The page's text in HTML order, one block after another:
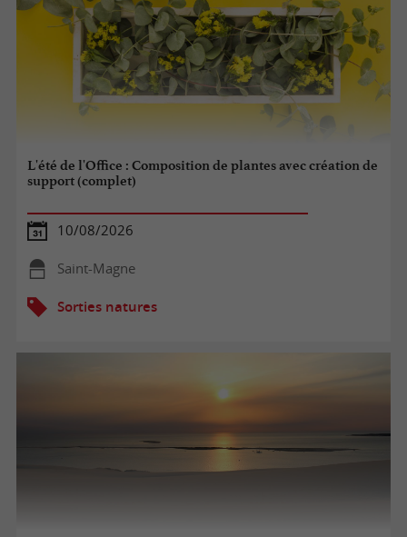
L'été de l'Office : Composition de plantes avec création de
support (complet)
10/08/2026
Saint-Magne
Sorties natures